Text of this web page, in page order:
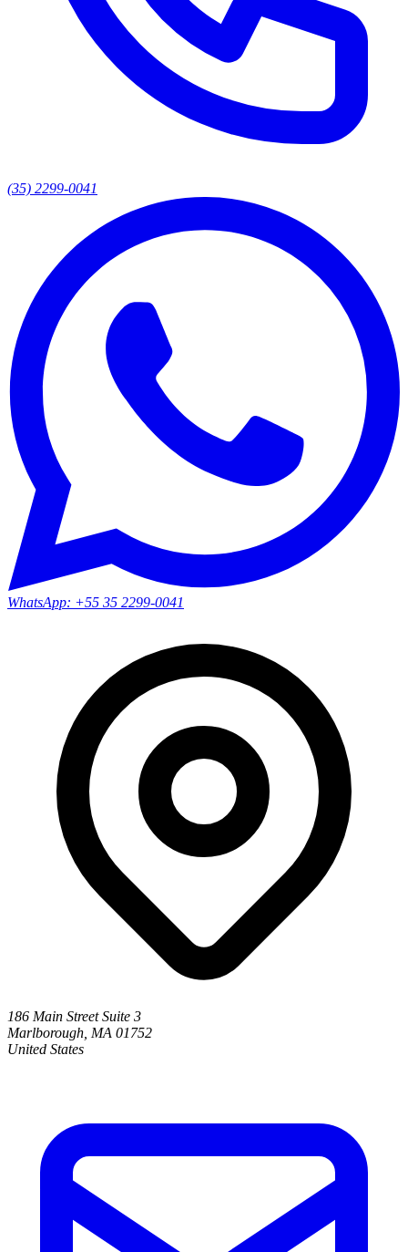
(35) 2299-0041
WhatsApp: +55 35 2299-0041
186 Main Street Suite 3
Marlborough, MA 01752
United States